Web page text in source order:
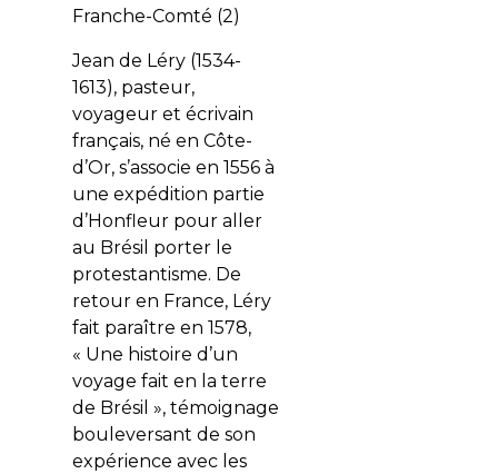
Franche-Comté (2)
Jean de Léry (1534-
1613), pasteur,
voyageur et écrivain
français, né en Côte-
d’Or, s’associe en 1556 à
une expédition partie
d’Honfleur pour aller
au Brésil porter le
protestantisme. De
retour en France, Léry
fait paraître en 1578,
« Une histoire d’un
voyage fait en la terre
de Brésil », témoignage
bouleversant de son
expérience avec les